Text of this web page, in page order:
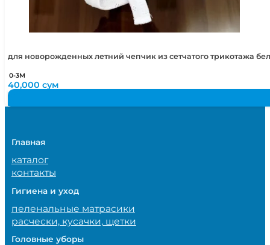
для новорожденных летний чепчик из сетчатого трикотажа
0-3М
40,000сум
Главная
каталог
контакты
Гигиена и уход
пеленальные матрасики
расчески, кусачки, щетки
Головные уборы